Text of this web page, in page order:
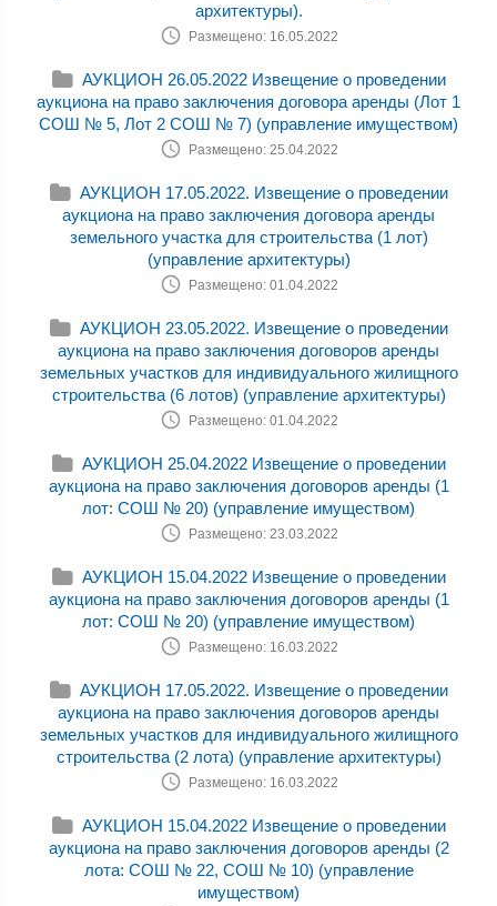
архитектуры).
Размещено: 16.05.2022
АУКЦИОН 26.05.2022 Извещение о проведении
аукциона на право заключения договора аренды (Лот 1
СОШ № 5, Лот 2 СОШ № 7) (управление имуществом)
Размещено: 25.04.2022
АУКЦИОН 17.05.2022. Извещение о проведении
аукциона на право заключения договора аренды
земельного участка для строительства (1 лот)
(управление архитектуры)
Размещено: 01.04.2022
АУКЦИОН 23.05.2022. Извещение о проведении
аукциона на право заключения договоров аренды
земельных участков для индивидуального жилищного
строительства (6 лотов) (управление архитектуры)
Размещено: 01.04.2022
АУКЦИОН 25.04.2022 Извещение о проведении
аукциона на право заключения договоров аренды (1
лот: СОШ № 20) (управление имуществом)
Размещено: 23.03.2022
АУКЦИОН 15.04.2022 Извещение о проведении
аукциона на право заключения договоров аренды (1
лот: СОШ № 20) (управление имуществом)
Размещено: 16.03.2022
АУКЦИОН 17.05.2022. Извещение о проведении
аукциона на право заключения договоров аренды
земельных участков для индивидуального жилищного
строительства (2 лота) (управление архитектуры)
Размещено: 16.03.2022
АУКЦИОН 15.04.2022 Извещение о проведении
аукциона на право заключения договоров аренды (2
лота: СОШ № 22, СОШ № 10) (управление
имуществом)